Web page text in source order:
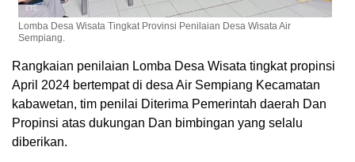
Lomba Desa Wisata Tingkat Provinsi Penilaian Desa Wisata Air
Sempiang.
Rangkaian penilaian Lomba Desa Wisata tingkat propinsi
April 2024 bertempat di desa Air Sempiang Kecamatan
kabawetan, tim penilai Diterima Pemerintah daerah Dan
Propinsi atas dukungan Dan bimbingan yang selalu
diberikan.